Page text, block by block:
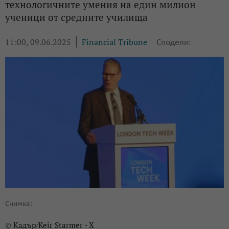
технологичните умения на един милион
ученици от средните училища
11:00, 09.06.2025 Financial Tribune Сподели:
Снимка:
© Кадър/Keir Starmer - X